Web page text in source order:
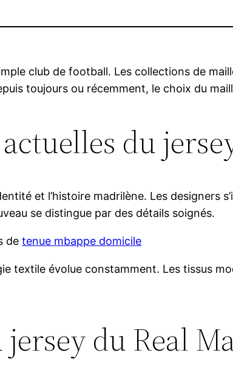
club de football. Les collections de
toujours ou récemment, le choix du
du
et l’histoire madrilène. Les designers
se distingue par des détails soignés.
detenue mbappe domicile
textile évolue constamment. Les tissus
du Real